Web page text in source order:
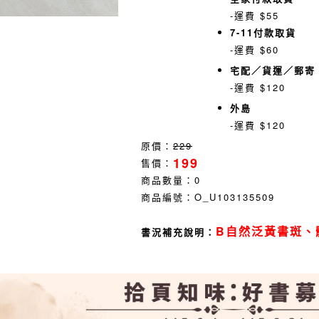
-運費 $55
7-11付款取貨
-運費 $60
宅配／貨運／郵寄
-運費 $120
外島
-運費 $120
原價： 229
售價： 199
商品數量： 0
商品編號： O_U103135509
書況補充說明： B自然泛黃書斑、